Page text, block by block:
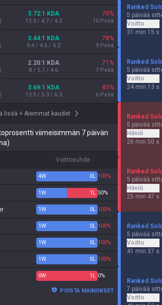
)
3.72:1 KDA
13.3 / 4.7 / 4.2
70%
10 Peliä
)
3.44:1 KDA
9.4 / 4.6 / 6.2
78%
9 Peliä
)
2.20:1 KDA
8 / 5.7 / 4.6
71 %
7 Peliä
)
3.69:1 KDA
13.3 / 5.3 / 6.3
83%
6 Peliä
lisää + Aiemmat kaudet
viimeisimmän 7 päivän
Voittosuhde
4W 0L 100%
1W 1 L 50%
1W 0L 100%
1W 0L 100%
1W 0L 100%
1W 0L 100%
0W 1 L 0%
POISTA MAINOKSET
Ranked
5 päivää
Voitto
31 min 15 s
Ranked
5 päivää
Voitto
24 min 13 s
Ranked
5 päivää
Häviö
26 min 50 s
Ranked
5 päivää
Häviö
25 min 47 s
Ranked
5 päivää
Voitto
41 min 37 s
Ranked
7 päivää
Voitto